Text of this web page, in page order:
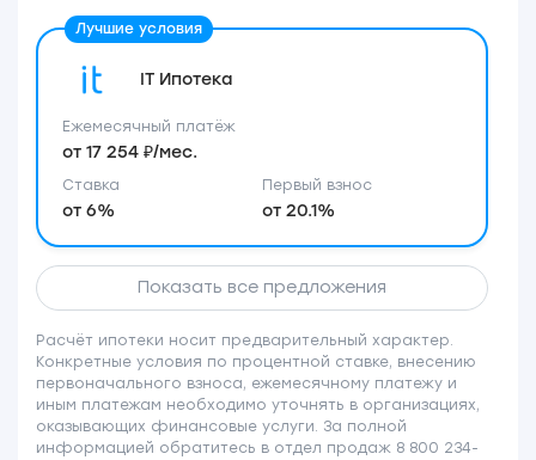
IT Ипотека
Ставка
от 6%
Первый взнос
от 20.1%
Ежемесячный платёж
от 17 254 ₽/мес.
Показать все предложения
Расчёт ипотеки носит предварительный характер.
Конкретные условия по процентной ставке, внесению
первоначального взноса, ежемесячному платежу и
иным платежам необходимо уточнять в организациях,
оказывающих финансовые услуги. За полной
информацией обратитесь в отдел продаж 8 800 234-